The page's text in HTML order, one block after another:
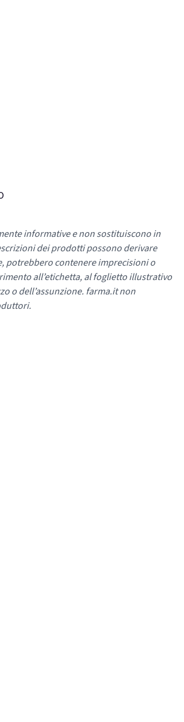
informative e non sostituiscono in
dei prodotti possono derivare
potrebbero contenere imprecisioni o
all’etichetta, al foglietto illustrativo
o dell’assunzione. farma.it non